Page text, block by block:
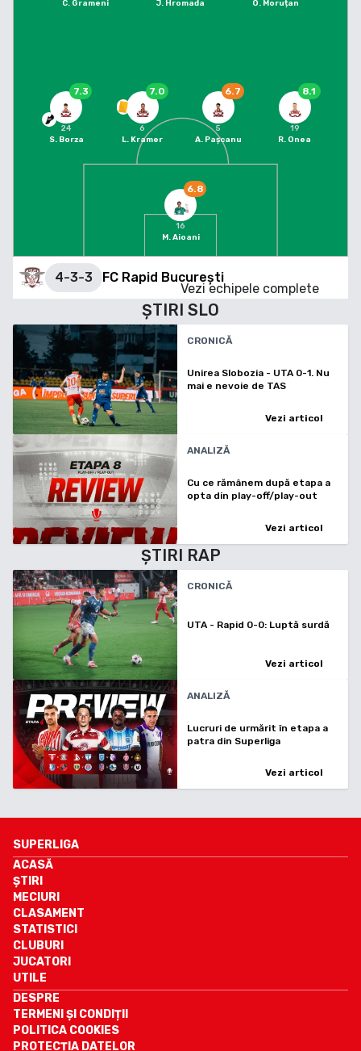
C. Grameni
J. Hromada
O. Moruțan
7.3
24
S. Borza
7.0
6
L. Kramer
6.7
5
A. Pașcanu
8.1
19
R. Onea
6.8
16
M. Aioani
4-3-3 FC Rapid București
Vezi echipele complete
ȘTIRI SLO
CRONICĂ
Unirea Slobozia - UTA 0-1. Nu
mai e nevoie de TAS
Vezi articol
ANALIZĂ
Cu ce rămânem după etapa a
opta din play-off/play-out
Vezi articol
ȘTIRI RAP
CRONICĂ
UTA - Rapid 0-0: Luptă surdă
Vezi articol
ANALIZĂ
Lucruri de urmărit în etapa a
patra din Superliga
Vezi articol
SUPERLIGA
ACASĂ
ȘTIRI
MECIURI
CLASAMENT
STATISTICI
CLUBURI
JUCATORI
UTILE
DESPRE
TERMENI ȘI CONDIȚII
POLITICA COOKIES
PROTECȚIA DATELOR